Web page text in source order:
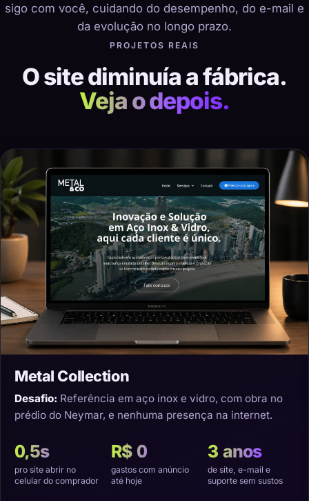
sigo com você, cuidando do desempenho, do e-mail e
da evolução no longo prazo.
PROJETOS REAIS
O site diminuía a fábrica.
Veja o depois.
Metal Collection
Desafio: Referência em aço inox e vidro, com obra no
prédio do Neymar, e nenhuma presença na internet.
0,5s
pro site abrir no
celular do comprador
R$ 0
gastos com anúncio
até hoje
3 anos
de site, e-mail e
suporte sem sustos